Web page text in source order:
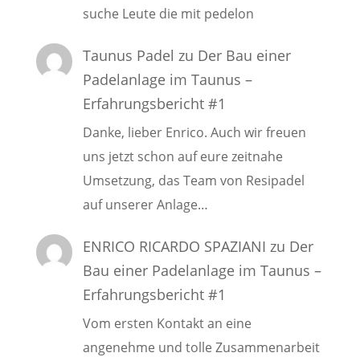
suche Leute die mit pedelon
Taunus Padel zu Der Bau einer
Padelanlage im Taunus –
Erfahrungsbericht #1
Danke, lieber Enrico. Auch wir freuen
uns jetzt schon auf eure zeitnahe
Umsetzung, das Team von Resipadel
auf unserer Anlage…
ENRICO RICARDO SPAZIANI zu Der
Bau einer Padelanlage im Taunus –
Erfahrungsbericht #1
Vom ersten Kontakt an eine
angenehme und tolle Zusammenarbeit